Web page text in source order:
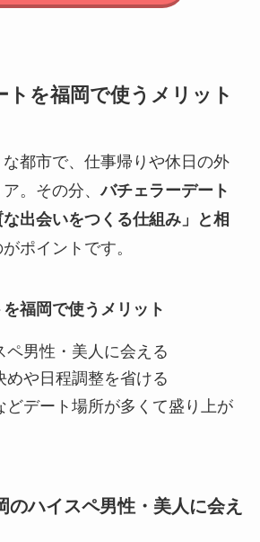
トを福岡で使うメリット
都市で、仕事帰りや休日の外
。その分、バチェラーデート
出会いをつくる仕組み」と相
ポイントです。
福岡で使うメリット
ペ男性・美人に会える
めや日程調整を省ける
どデート場所が多くて盛り上が
のハイスペ男性・美人に会え